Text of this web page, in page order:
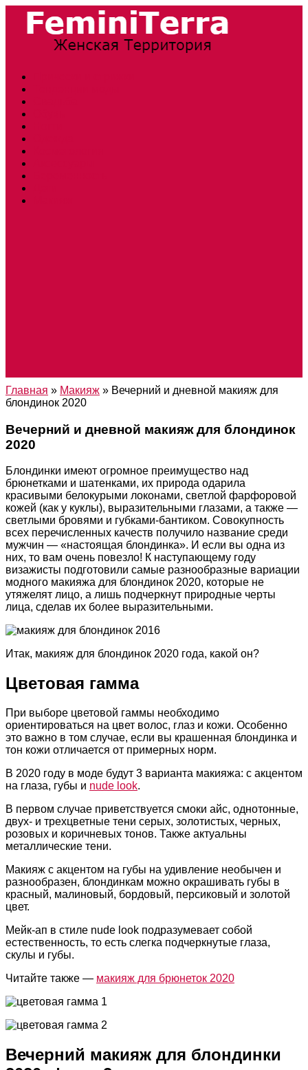
Главная » Макияж » Вечерний и дневной макияж для
блондинок 2020
Вечерний и дневной макияж для блондинок
2020
Блондинки имеют огромное преимущество над
брюнетками и шатенками, их природа одарила
красивыми белокурыми локонами, светлой фарфоровой
кожей (как у куклы), выразительными глазами, а также —
светлыми бровями и губками-бантиком. Совокупность
всех перечисленных качеств получило название среди
мужчин — «настоящая блондинка». И если вы одна из
них, то вам очень повезло! К наступающему году
визажисты подготовили самые разнообразные вариации
модного макияжа для блондинок 2020, которые не
утяжелят лицо, а лишь подчеркнут природные черты
лица, сделав их более выразительными.
Итак, макияж для блондинок 2020 года, какой он?
Цветовая гамма
При выборе цветовой гаммы необходимо
ориентироваться на цвет волос, глаз и кожи. Особенно
это важно в том случае, если вы крашенная блондинка и
тон кожи отличается от примерных норм.
В 2020 году в моде будут 3 варианта макияжа: с акцентом
на глаза, губы и nude look.
В первом случае приветствуется смоки айс, однотонные,
двух- и трехцветные тени серых, золотистых, черных,
розовых и коричневых тонов. Также актуальны
металлические тени.
Макияж с акцентом на губы на удивление необычен и
разнообразен, блондинкам можно окрашивать губы в
красный, малиновый, бордовый, персиковый и золотой
цвет.
Мейк-ап в стиле nude look подразумевает собой
естественность, то есть слегка подчеркнутые глаза,
скулы и губы.
Читайте также — макияж для брюнеток 2020
Вечерний макияж для блондинки